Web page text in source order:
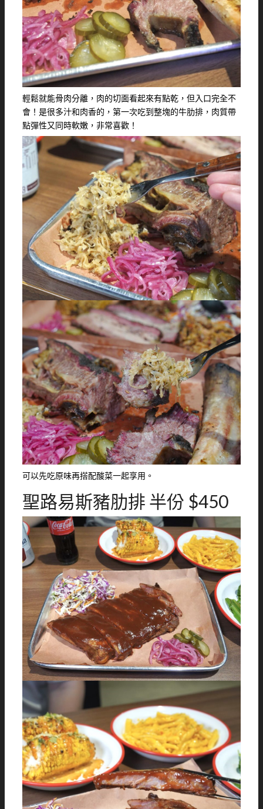
輕鬆就能骨肉分離，肉的切面看起來有點乾，但入口完全不
會！是很多汁和肉香的，第一次吃到整塊的牛肋排，肉質帶
點彈性又同時軟嫩，非常喜歡！
可以先吃原味再搭配酸菜一起享用。
聖路易斯豬肋排 半份 $450